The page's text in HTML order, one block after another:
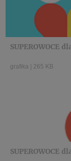
SUPEROWOCE
grafika | 265 KB
SUPEROWOCE